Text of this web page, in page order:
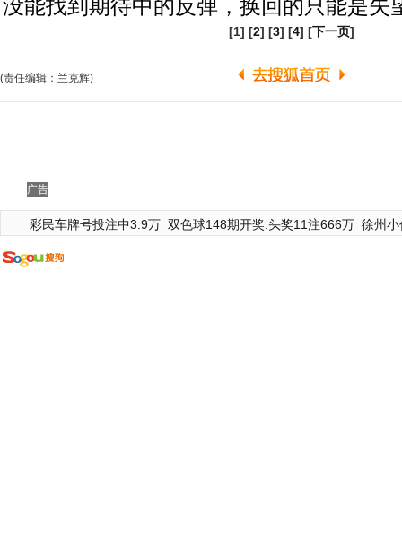
没能找到期待中的反弹，换回的只能是失
[1] [2] [3] [4] [下一页]
(责任编辑：兰克辉)
广告
彩民车牌号投注中3.9万 双色球148期开奖:头奖11注666万 徐州